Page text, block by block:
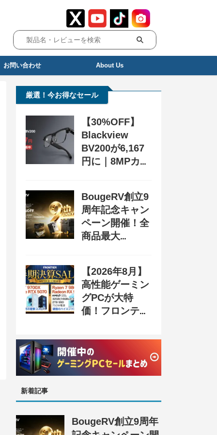
お問い合わせ About Us
厳選！今お得なセール
【30%OFF】
Blackview
BV200が6,167
円に｜8MPカメ
ン配布中
BougeRV創立9
周年記念キャン
ペーン開催！全
商品最大
31日まで
【2026年8月】
高性能ゲーミン
グPCが大特
価！フロンティ
SALE』開催、
セール情報まと
め
新着記事
BougeRV創立9周年